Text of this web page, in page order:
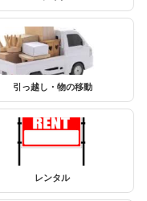
引っ越し・物の移動
レンタル